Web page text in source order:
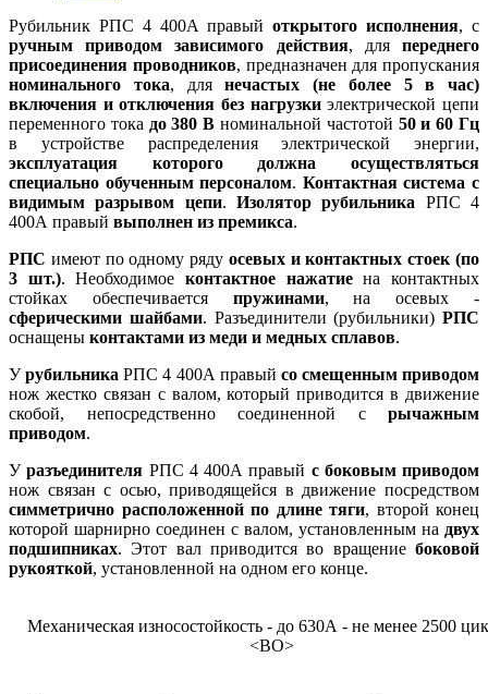
Рубильник РПС 4 400А правый открытого исполнения, с
ручным приводом зависимого действия, дляпереднего
присоединения проводников, предназначен для пропускания
номинального тока, длянечастых (не более 5 в час)
включения и отключения без нагрузкиэлектрической цепи
переменного тока до 380 В номинальной частотой 50 и 60 Гц
в устройстве распределения электрической энергии,
эксплуатация которого должна осуществляться
специально обученным персоналом. Контактная система с
видимым разрывом цепи.Изолятор рубильника РПС 4
400А правый выполнен из премикса.
РПС имеют по одному ряду осевых и контактных стоек (по
3 шт.). Необходимоеконтактное нажатиена контактных
стойках обеспечивается пружинами, на осевых -
сферическими шайбами. Разъединители (рубильники) РПС
оснащены контактами из меди и медных сплавов.
УрубильникаРПС 4 400А правый со смещенным приводом
нож жестко связан с валом, который приводится в движение
скобой, непосредственно соединенной с рычажным
приводом.
Уразъединителя РПС 4 400А правый с боковым приводом
нож связан с осью, приводящейся в движение посредством
симметрично расположенной по длине тяги, второй конец
которой шарнирно соединен с валом, установленным на двух
подшипниках. Этот вал приводится во вращение боковой
рукояткой, установленной на одном его конце.
Механическая износостойкость - до 630А - не менее 2500
<ВО>